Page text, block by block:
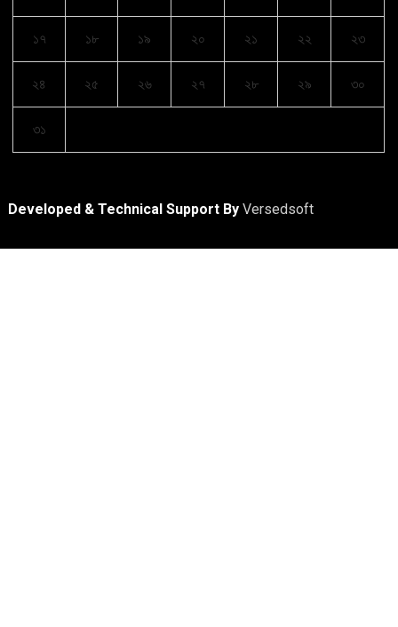
১৭ ১৮ ১৯ ২০ ২১ ২২ ২৩
২৪ ২৫ ২৬ ২৭ ২৮ ২৯ ৩০
৩১
Developed & Technical Support ByVersedsoft